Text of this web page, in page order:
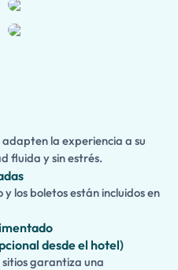
conocido por sus
madera y notables
de Pompeya,
de lodo volcánico,
de la vida cotidiana
a Oplontis , hogar de la
residencia romana
del Emperador Nerón.
sus frescos
y sus extensos jardines
y sofisticación de la
la experiencia a su
fluida y sin estrés.
los boletos están incluidos en
desde el hotel)
garantiza una